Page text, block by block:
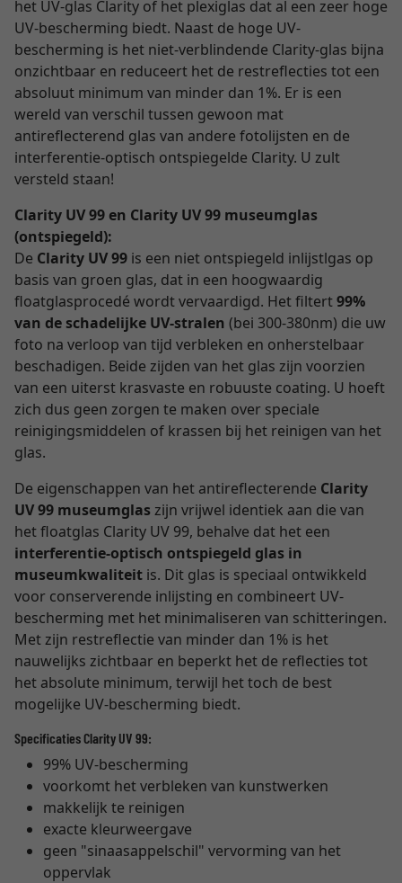
het UV-glas Clarity of het plexiglas dat al een zeer hoge
UV-bescherming biedt. Naast de hoge UV-
bescherming is het niet-verblindende Clarity-glas bijna
onzichtbaar en reduceert het de restreflecties tot een
absoluut minimum van minder dan 1%. Er is een
wereld van verschil tussen gewoon mat
antireflecterend glas van andere fotolijsten en de
interferentie-optisch ontspiegelde Clarity. U zult
versteld staan!
Clarity UV 99 en Clarity UV 99 museumglas
(ontspiegeld):
De Clarity UV 99 is een niet ontspiegeld inlijstlgas op
basis van groen glas, dat in een hoogwaardig
floatglasprocedé wordt vervaardigd. Het filtert99%
van de schadelijke UV-stralen (bei 300-380nm) die uw
foto na verloop van tijd verbleken en onherstelbaar
beschadigen. Beide zijden van het glas zijn voorzien
van een uiterst krasvaste en robuuste coating. U hoeft
zich dus geen zorgen te maken over speciale
reinigingsmiddelen of krassen bij het reinigen van het
glas.
De eigenschappen van het antireflecterende Clarity
UV 99 museumglaszijn vrijwel identiek aan die van
het floatglas Clarity UV 99, behalve dat het een
interferentie-optisch ontspiegeld glas in
museumkwaliteit is. Dit glas is speciaal ontwikkeld
voor conserverende inlijsting en combineert UV-
bescherming met het minimaliseren van schitteringen.
Met zijn restreflectie van minder dan 1% is het
nauwelijks zichtbaar en beperkt het de reflecties tot
het absolute minimum, terwijl het toch de best
mogelijke UV-bescherming biedt.
Specificaties Clarity UV 99:
99% UV-bescherming
voorkomt het verbleken van kunstwerken
makkelijk te reinigen
exacte kleurweergave
geen "sinaasappelschil" vervorming van het
oppervlak